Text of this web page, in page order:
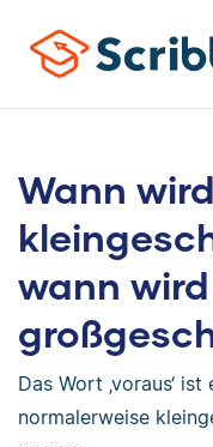
Wann wird
wann
Das Wort ‚voraus‘
normalerweise